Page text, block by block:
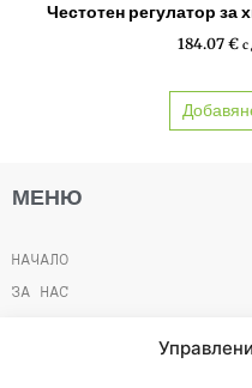
Честотен регулатор
184.07 € с
МЕНЮ
НАЧАЛО
ЗА НАС
ИЗГОДНО И ПОЛЕЗНО